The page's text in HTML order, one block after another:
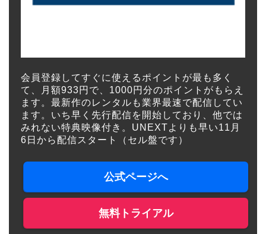
会員登録してすぐに使えるポイントが最も多く
て、月額933円で、1000円分のポイントがもらえ
ます。最新作のレンタルも業界最速で配信してい
ます。いち早く先行配信を開始しており、他では
みれない特典映像付き。UNEXTよりも早い11月
6日から配信スタート（セル盤です）
公式ページへ
無料トライアル